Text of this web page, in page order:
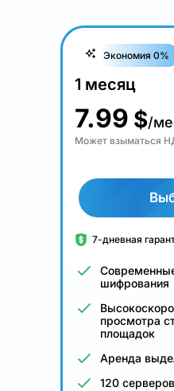
Экономия 0%
1 месяц
7.99 $/
Может взыматься
7-дневная
шифрования
просмотра
площадок
Аренда
120